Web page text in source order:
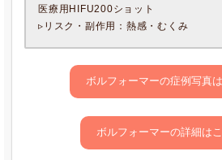
医療用HIFU200ショット
▹リスク・副作用：熱感・むくみ
ボルフォーマーの症例写真
ボルフォーマーの詳細は